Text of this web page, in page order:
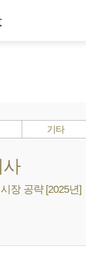
기타
장 공략 [2025년]